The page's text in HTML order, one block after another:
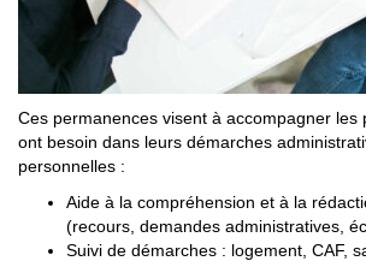
Ces permanences visent à accompagner les
ont besoin dans leurs démarches
personnelles :
Aide à la compréhension et à la
(recours, demandes administratives,
Suivi de démarches : logement, CAF,